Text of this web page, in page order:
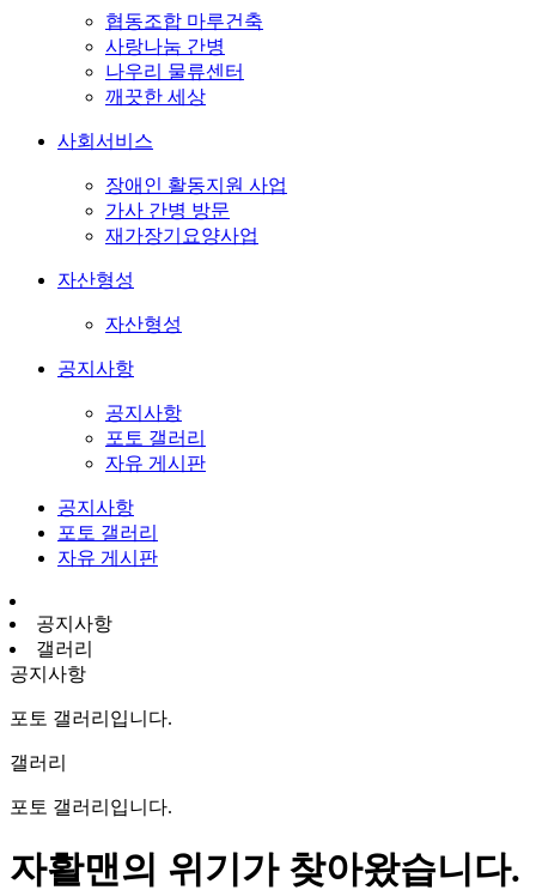
협동조합 마루건축
사랑나눔 간병
나우리 물류센터
깨끗한 세상
사회서비스
장애인 활동지원 사업
가사 간병 방문
재가장기요양사업
자산형성
자산형성
공지사항
공지사항
포토 갤러리
자유 게시판
공지사항
포토 갤러리
자유 게시판
공지사항
갤러리
공지사항
포토 갤러리입니다.
갤러리
포토 갤러리입니다.
자활맨의 위기가 찾아왔습니다.